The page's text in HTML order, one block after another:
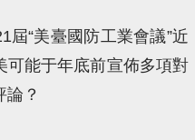
屆“美臺國防工業會議”近
可能于年底前宣佈多項對
？